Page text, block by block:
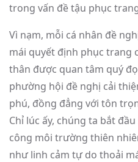
trong vấn đề tậu phục
Vì nạm, mỗi cá nhân đề
mái quyết định phục trang
thân được quan tâm quý
phường hội đề nghị cải
phú, đồng đẳng với tôn
Chỉ lúc ấy, chúng ta bắt
công môi trường thiên
như linh cảm tự do thoải